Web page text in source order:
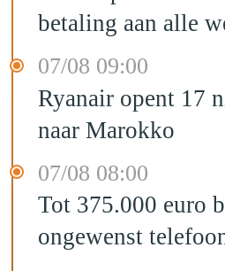
betaling aan alle
07/08 09:00
Ryanair opent 17
naar Marokko
07/08 08:00
Tot 375.000 euro
ongewenst